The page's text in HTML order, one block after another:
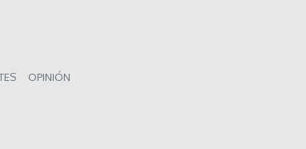
OPINIÓN